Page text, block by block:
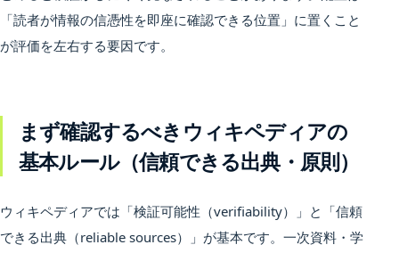
「読者が情報の信憑性を即座に確認できる位置」に置くこと
が評価を左右する要因です。
まず確認するべきウィキペディアの
基本ルール（信頼できる出典・原則）
ウィキペディアでは「検証可能性（verifiability）」と「信頼
できる出典（reliable sources）」が基本です。一次資料・学